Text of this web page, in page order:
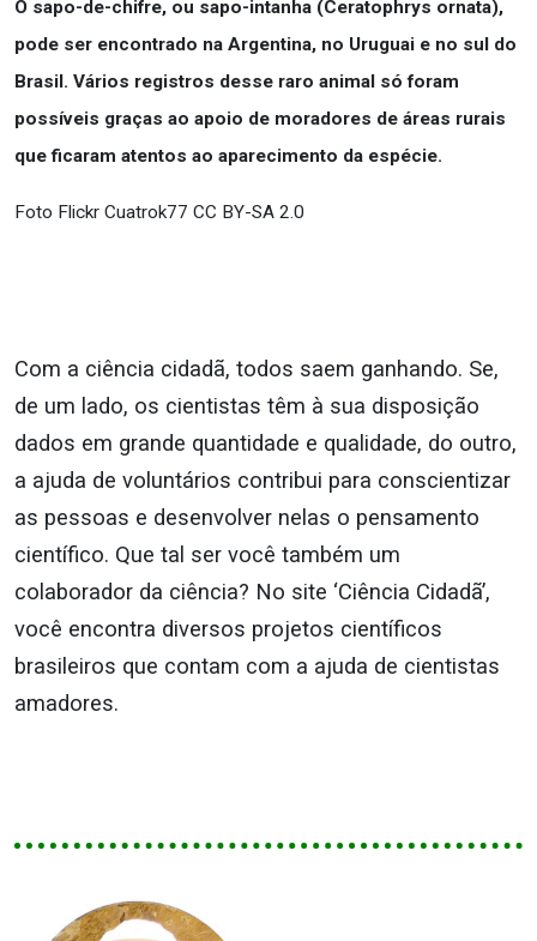
O sapo-de-chifre, ou sapo-intanha (Ceratophrys ornata),
pode ser encontrado na Argentina, no Uruguai e no sul do
Brasil. Vários registros desse raro animal só foram
possíveis graças ao apoio de moradores de áreas rurais
que ficaram atentos ao aparecimento da espécie.
Foto Flickr Cuatrok77 CC BY-SA 2.0
Com a ciência cidadã, todos saem ganhando. Se,
de um lado, os cientistas têm à sua disposição
dados em grande quantidade e qualidade, do outro,
a ajuda de voluntários contribui para conscientizar
as pessoas e desenvolver nelas o pensamento
científico. Que tal ser você também um
colaborador da ciência? No site ‘Ciência Cidadã’,
você encontra diversos projetos científicos
brasileiros que contam com a ajuda de cientistas
amadores.